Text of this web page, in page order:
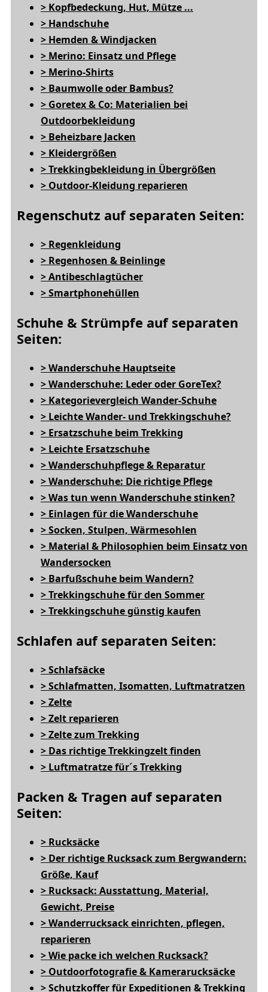
> Kopfbedeckung, Hut, Mütze ...
> Handschuhe
> Hemden & Windjacken
> Merino: Einsatz und Pflege
> Merino-Shirts
> Baumwolle oder Bambus?
> Goretex & Co: Materialien bei
Outdoorbekleidung
> Beheizbare Jacken
> Kleidergrößen
> Trekkingbekleidung in Übergrößen
> Outdoor-Kleidung reparieren
Regenschutz auf separaten Seiten:
> Regenkleidung
> Regenhosen & Beinlinge
> Antibeschlagtücher
> Smartphonehüllen
Schuhe & Strümpfe auf separaten
Seiten:
> Wanderschuhe Hauptseite
> Wanderschuhe: Leder oder GoreTex?
> Kategorievergleich Wander-Schuhe
> Leichte Wander- und Trekkingschuhe?
> Ersatzschuhe beim Trekking
> Leichte Ersatzschuhe
> Wanderschuhpflege & Reparatur
> Wanderschuhe: Die richtige Pflege
> Was tun wenn Wanderschuhe stinken?
> Einlagen für die Wanderschuhe
> Socken, Stulpen, Wärmesohlen
> Material & Philosophien beim Einsatz von
Wandersocken
> Barfußschuhe beim Wandern?
> Trekkingschuhe für den Sommer
> Trekkingschuhe günstig kaufen
Schlafen auf separaten Seiten:
> Schlafsäcke
> Schlafmatten, Isomatten, Luftmatratzen
> Zelte
> Zelt reparieren
> Zelte zum Trekking
> Das richtige Trekkingzelt finden
> Luftmatratze für´s Trekking
Packen & Tragen auf separaten
Seiten:
> Rucksäcke
> Der richtige Rucksack zum Bergwandern:
Größe, Kauf
> Rucksack: Ausstattung, Material,
Gewicht, Preise
> Wanderrucksack einrichten, pflegen,
reparieren
> Wie packe ich welchen Rucksack?
> Outdoorfotografie & Kamerarucksäcke
> Schutzkoffer für Expeditionen & Trekking